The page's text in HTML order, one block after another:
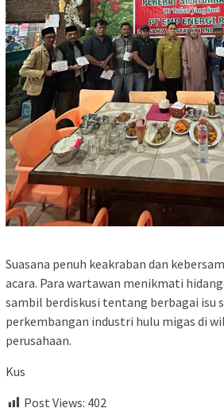
Suasana penuh keakraban dan
acara. Para wartawan menikmati
sambil berdiskusi tentang berbagai isu
perkembangan industri hulu migas di
perusahaan.
Kus
Post Views: 402